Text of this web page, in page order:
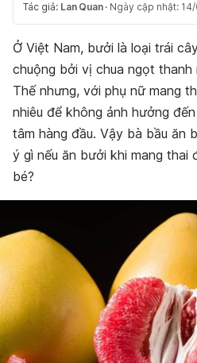
Tác giả: Lan Quan · Ngày cập nhật:
Ở Việt Nam, bưởi là loại trái
chuộng bởi vị chua ngọt
Thế nhưng, với phụ nữ mang
nhiêu để không ảnh hưởng
tâm hàng đầu. Vậy bà bầu ăn
ý gì nếu ăn bưởi khi mang thai
bé?